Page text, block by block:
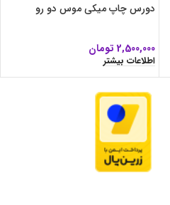
دورس چاپ میکی موس دو رو
2,500,000 تومان
اطلاعات بیشتر